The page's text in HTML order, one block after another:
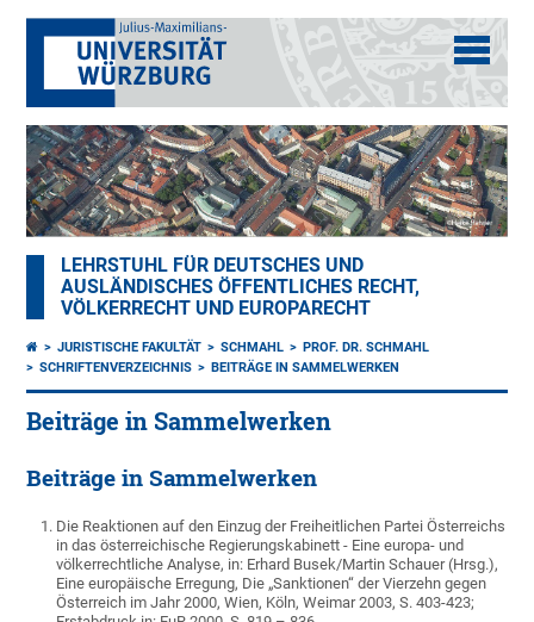
LEHRSTUHL FÜR DEUTSCHES UND
AUSLÄNDISCHES ÖFFENTLICHES RECHT,
VÖLKERRECHT UND EUROPARECHT
JURISTISCHE FAKULTÄT SCHMAHL
PROF. DR. SCHMAHL
SCHRIFTENVERZEICHNIS
BEITRÄGE IN SAMMELWERKEN
Beiträge in Sammelwerken
Beiträge in Sammelwerken
Die Reaktionen auf den Einzug der Freiheitlichen Partei Österreichs
in das österreichische Regierungskabinett - Eine europa- und
völkerrechtliche Analyse, in: Erhard Busek/Martin Schauer (Hrsg.),
Eine europäische Erregung, Die „Sanktionen“ der Vierzehn gegen
Österreich im Jahr 2000, Wien, Köln, Weimar 2003, S. 403-423;